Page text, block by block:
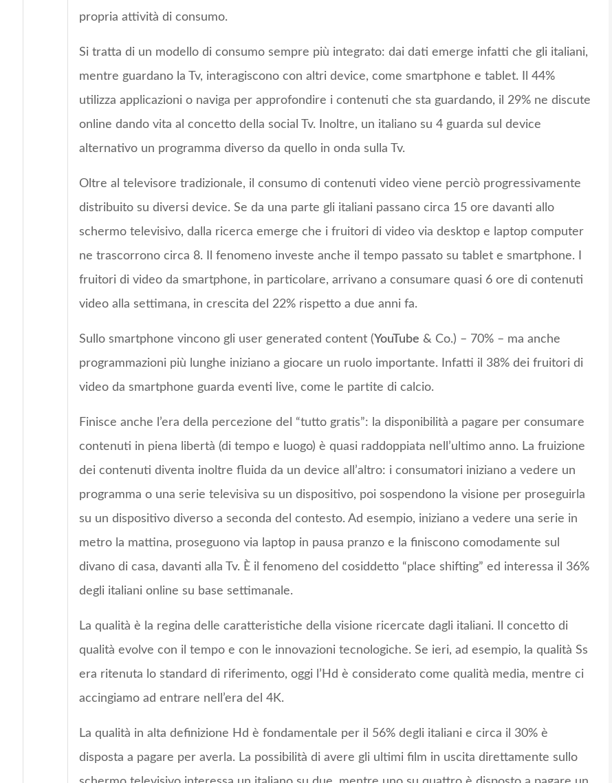
propria attività di consumo.
Si tratta di un modello di consumo sempre più integrato: dai dati emerge infatti che gli italiani,
mentre guardano la Tv, interagiscono con altri device, come smartphone e tablet. Il 44%
utilizza applicazioni o naviga per approfondire i contenuti che sta guardando, il 29% ne discute
online dando vita al concetto della social Tv. Inoltre, un italiano su 4 guarda sul device
alternativo un programma diverso da quello in onda sulla Tv.
Oltre al televisore tradizionale, il consumo di contenuti video viene perciò progressivamente
distribuito su diversi device. Se da una parte gli italiani passano circa 15 ore davanti allo
schermo televisivo, dalla ricerca emerge che i fruitori di video via desktop e laptop computer
ne trascorrono circa 8. Il fenomeno investe anche il tempo passato su tablet e smartphone. I
fruitori di video da smartphone, in particolare, arrivano a consumare quasi 6 ore di contenuti
video alla settimana, in crescita del 22% rispetto a due anni fa.
Sullo smartphone vincono gli user generated content (YouTube & Co.) – 70% – ma anche
programmazioni più lunghe iniziano a giocare un ruolo importante. Infatti il 38% dei fruitori di
video da smartphone guarda eventi live, come le partite di calcio.
Finisce anche l’era della percezione del “tutto gratis”: la disponibilità a pagare per consumare
contenuti in piena libertà (di tempo e luogo) è quasi raddoppiata nell’ultimo anno. La fruizione
dei contenuti diventa inoltre fluida da un device all’altro: i consumatori iniziano a vedere un
programma o una serie televisiva su un dispositivo, poi sospendono la visione per proseguirla
su un dispositivo diverso a seconda del contesto. Ad esempio, iniziano a vedere una serie in
metro la mattina, proseguono via laptop in pausa pranzo e la finiscono comodamente sul
divano di casa, davanti alla Tv. È il fenomeno del cosiddetto “place shifting” ed interessa il 36%
degli italiani online su base settimanale.
La qualità è la regina delle caratteristiche della visione ricercate dagli italiani. Il concetto di
qualità evolve con il tempo e con le innovazioni tecnologiche. Se ieri, ad esempio, la qualità Ss
era ritenuta lo standard di riferimento, oggi l’Hd è considerato come qualità media, mentre ci
accingiamo ad entrare nell’era del 4K.
La qualità in alta definizione Hd è fondamentale per il 56% degli italiani e circa il 30% è
disposta a pagare per averla. La possibilità di avere gli ultimi film in uscita direttamente sullo